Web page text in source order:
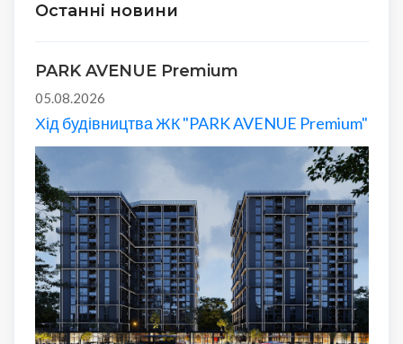
Останні новини
PARK AVENUE Premium
05.08.2026
Хід будівництва ЖК "PARK AVENUE Premium"